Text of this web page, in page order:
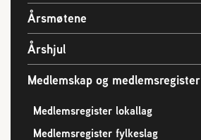
Årsmøtene
Årshjul
Medlemskap og medlemsregister
Medlemsregister lokallag
Medlemsregister fylkeslag